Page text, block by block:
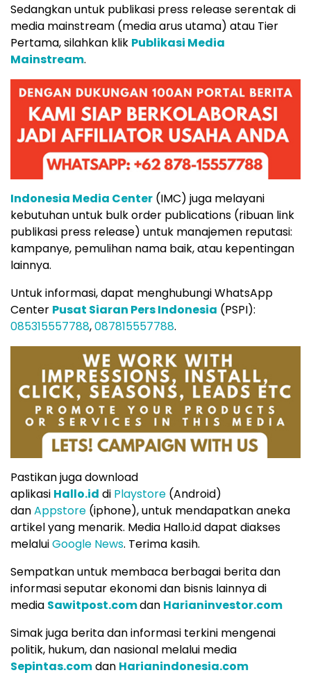
Sedangkan untuk publikasi press release serentak di
media mainstream (media arus utama) atau Tier
Pertama, silahkan klik Publikasi Media
Mainstream.
Indonesia Media Center (IMC) juga melayani
kebutuhan untuk bulk order publications (ribuan link
publikasi press release) untuk manajemen reputasi:
kampanye, pemulihan nama baik, atau kepentingan
lainnya.
Untuk informasi, dapat menghubungi WhatsApp
Center Pusat Siaran Pers Indonesia (PSPI):
085315557788,087815557788.
Pastikan juga download
aplikasi Hallo.id di Playstore (Android)
danAppstore (iphone), untuk mendapatkan aneka
artikel yang menarik. Media Hallo.id dapat diakses
melaluiGoogle News. Terima kasih.
Sempatkan untuk membaca berbagai berita dan
informasi seputar ekonomi dan bisnis lainnya di
media Sawitpost.comdan Harianinvestor.com
Simak juga berita dan informasi terkini mengenai
politik, hukum, dan nasional melalui media
Sepintas.comdan Harianindonesia.com